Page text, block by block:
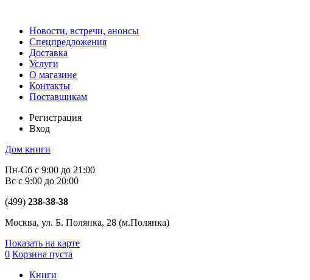
Новости, встречи, анонсы
Спецпредложения
Доставка
Услуги
О магазине
Контакты
Поставщикам
Регистрация
Вход
Дом книги
Пн-Сб с 9:00 до 21:00
Вс с 9:00 до 20:00
(499) 238-38-38
Москва, ул. Б. Полянка, 28 (м.Полянка)
Показать на карте
0 Корзина пуста
Книги